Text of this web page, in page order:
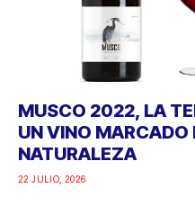
MUSCO 2022, LA
UN VINO MARCADO
NATURALEZA
22 JULIO, 2026